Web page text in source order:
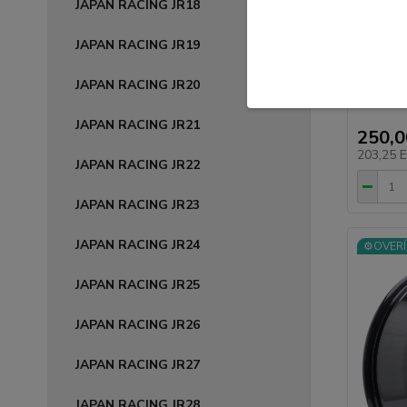
JAPAN RACING JR18
JAPAN RACING JR19
JAPAN RACING JR20
JAPAN RACING JR21
JAPAN RACING JR22
JAPAN RACING JR23
JAPAN RACING JR24
JAPAN RACING JR25
JAPAN RACING JR26
JAPAN RACING JR27
8x18
203,25